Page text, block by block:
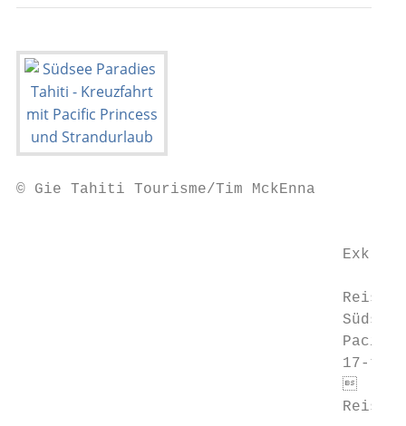
© Gie Tahiti Tourisme/Tim MckEnna
17-
